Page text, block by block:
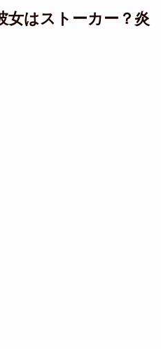
女はストーカー？炎